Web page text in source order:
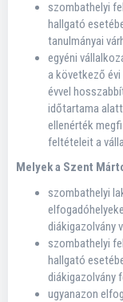
szombathelyi
hallgató
tanulmányai
egyéni
a következő
évvel
időtartama
ellenérték
feltételeit a
Melyek a Szent
szombathelyi
diákigazolvány
szombathelyi
hallgató
diákigazolvány
ugyanazon